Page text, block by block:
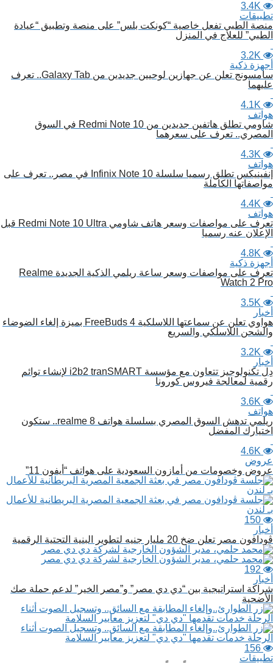
3.4K
تطبيقات
منصة الطبي تفعل خاصية “كونكت بلس” على منصة وتطبيق “عيادة
الطبي” للعلاج في المنزل
3.2K
أجهزة ذكية
سامسونج تعلن عن جهازين لوحيين جديدين من Galaxy Tab.. تعرف
عليهما
4.1K
هواتف
شاومي تطلق هاتفين جديدين من Redmi Note 10 في السوق
المصري.. تعرف على سعرهما
4.3K
هواتف
إنفينيكس تطلق رسميا سلسلة Infinix Note 10 في مصر.. تعرف على
مواصفاتها الكاملة
4.4K
هواتف
تعرف على مواصفات وسعر هاتف شاومي Redmi Note 10 Ultra قبل
الإعلان عنه رسميا
4.8K
أجهزة ذكية
تعرف على مواصفات وسعر ساعة ريلمي الذكية الجديدة Realme
Watch 2 Pro
3.5K
أخبار
هواوي تعلن عن سماعتها اللاسلكية FreeBuds 4 بميزة إلغاء الضوضاء
والشحن اللاسلكي والسريع
3.2K
أخبار
دِل تكنولوجيز تتعاون مع مؤسسة i2b2 tranSMART لإنشاء توائم
رقمية لمعالجة فيروس كورونا
3.6K
هواتف
ريلمي تدهش السوق المصري بسلسلة هواتف realme 8.. ستكون
اختيارك المفضل
4.6K
عروض
عروض وخصومات من أمازون السعودية على هواتف “أيفون 11”
150
أخبار
ڤودافون مصر تعلن ضخ 20 مليار جنيه لتطوير البنية التحتية الرقمية
192
أخبار
شراكة استراتيجية بين “دي دي مصر” و”مصر الخير” لدعم حملة صك
الأضحية
156
تطبيقات